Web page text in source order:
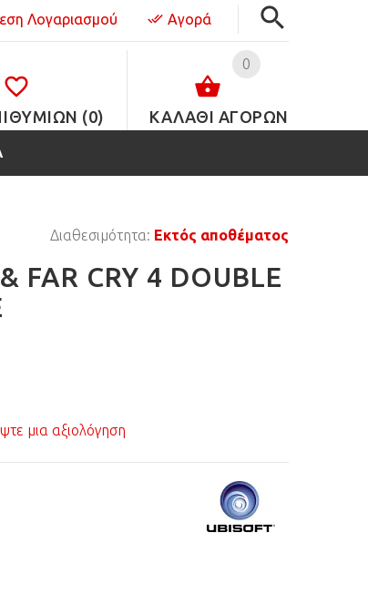
Λογαριασμού Αγορά
0
ΚΑΛΑΘΙ ΑΓΟΡΩΝ
(0)
Διαθεσιμότητα: Εκτός αποθέματος
FAR CRY 4 DOUBLE
μια αξιολόγηση